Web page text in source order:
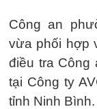
Công an
vừa phối hợp
điều tra Công
tại Công ty
tỉnh Ninh Bình.